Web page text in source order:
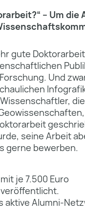
– Um die
gute Doktor­arbeit
Und
seine Arbeit
gerne bewerben.
je 7.500 Euro
aktive Alumni-